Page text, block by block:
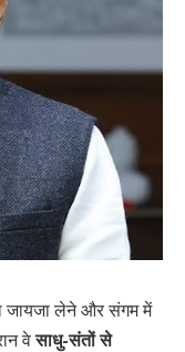
जायजा लेने और संगम में
वेसाधु-संतों से